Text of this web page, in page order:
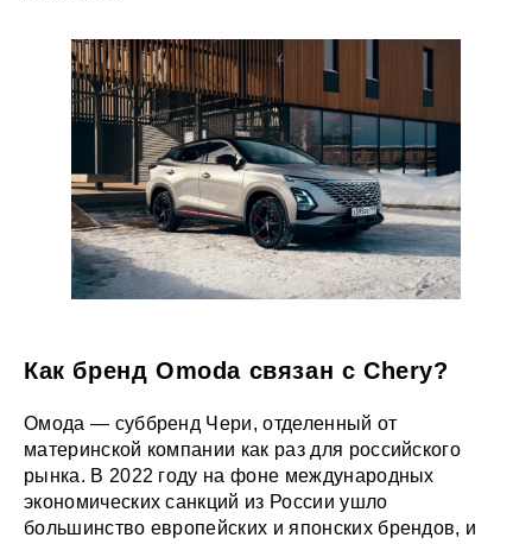
Как бренд Omoda связан с Chery?
Омода — суббренд Чери, отделенный от
материнской компании как раз для российского
рынка. В 2022 году на фоне международных
экономических санкций из России ушло
большинство европейских и японских брендов, и